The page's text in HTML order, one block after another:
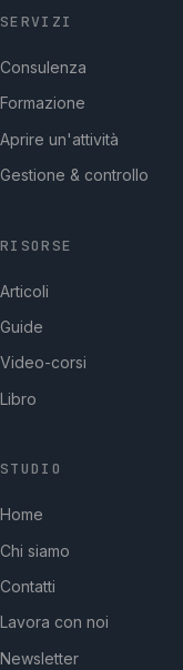
SERVIZI
Consulenza
Formazione
Aprire un'attività
Gestione & controllo
RISORSE
Articoli
Guide
Video-corsi
Libro
STUDIO
Home
Chi siamo
Contatti
Lavora con noi
Newsletter